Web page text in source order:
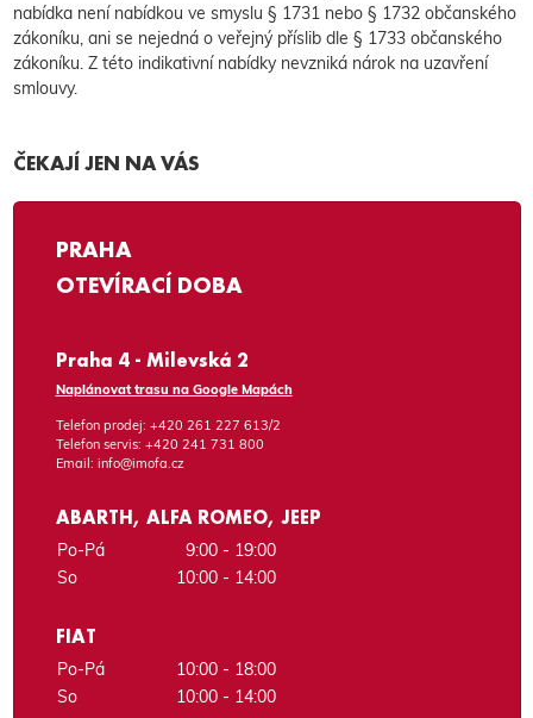
nabídka není nabídkou ve smyslu § 1731 nebo § 1732 občanského
zákoníku, ani se nejedná o veřejný příslib dle § 1733 občanského
zákoníku. Z této indikativní nabídky nevzniká nárok na uzavření
smlouvy.
ČEKAJÍ JEN NA VÁS
PRAHA
OTEVÍRACÍ DOBA
Praha 4 - Milevská 2
Naplánovat trasu na Google Mapách
Telefon prodej: +420 261 227 613/2
Telefon servis: +420 241 731 800
Email: info@imofa.cz
ABARTH, ALFA ROMEO, JEEP
Po-Pá
9:00 - 19:00
So
10:00 - 14:00
FIAT
Po-Pá
10:00 - 18:00
So
10:00 - 14:00